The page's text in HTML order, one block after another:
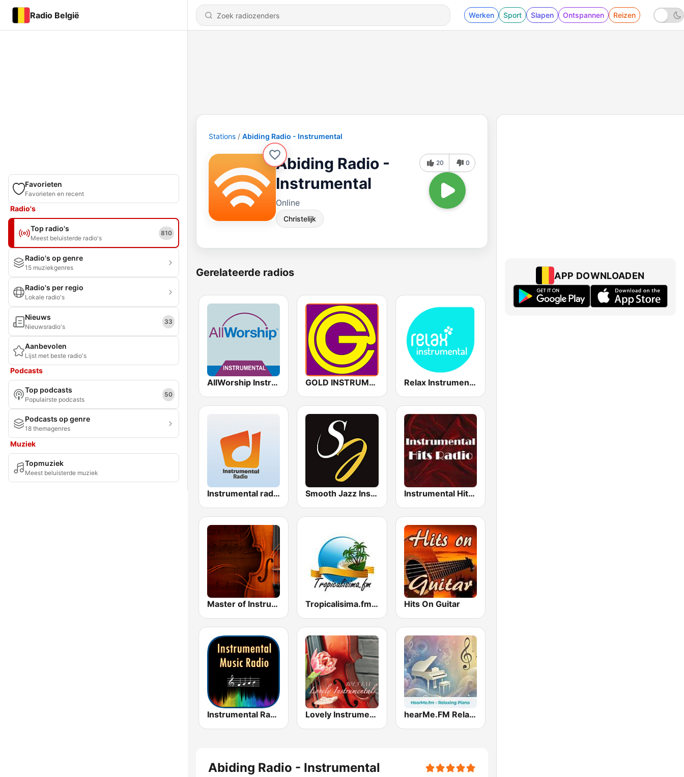
Radio België Werken Sport Slapen Ontspannen Reizen
Favorieten
Favorieten en recent
Radio's
Top radio's
Meest beluisterde radio's
810
Radio's op genre
15 muziekgenres
Radio's per regio
Lokale radio's
Nieuws
Nieuwsradio's
33
Aanbevolen
Lijst met beste radio's
Podcasts
Top podcasts
Populairste podcasts
50
Podcasts op genre
18 themagenres
Muziek
Topmuziek
Meest beluisterde muziek
Stations Abiding Radio - Instrumental
Abiding Radio -
Instrumental
Online
Christelijk
20 0
Gerelateerde radios
AllWorship Instrumental GOLD INSTRUMENTAL Relax Instrumental
Instrumental radio Smooth Jazz Instrumental Instrumental Hits Radio
Master of Instrumental Tropicalisima.fm Instrumental Hits On Guitar
Instrumental Radio Lovely Instrumentals 101.5 FM hearMe.FM Relaxing Piano
Abiding Radio - Instrumental
APP DOWNLOADEN